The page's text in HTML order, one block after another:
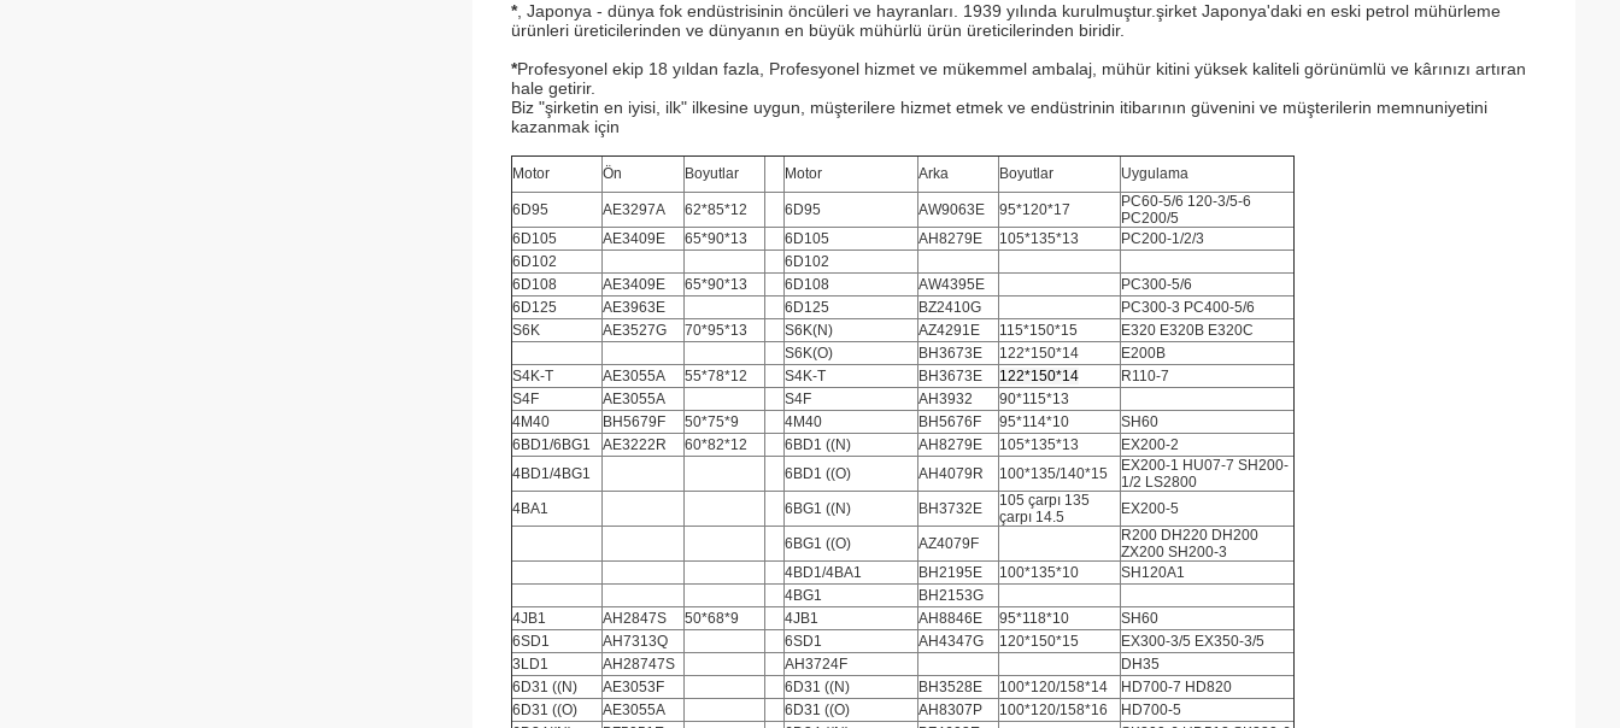
*, Japonya - dünya fok endüstrisinin öncüleri ve hayranları. 1939 yılında kurulmuştur.şirket Japonya'daki en eski petrol mühürleme
ürünleri üreticilerinden ve dünyanın en büyük mühürlü ürün üreticilerinden biridir.
*Profesyonel ekip 18 yıldan fazla, Profesyonel hizmet ve mükemmel ambalaj, mühür kitini yüksek kaliteli görünümlü ve kârınızı artıran
hale getirir.
Biz "şirketin en iyisi, ilk" ilkesine uygun, müşterilere hizmet etmek ve endüstrinin itibarının güvenini ve müşterilerin memnuniyetini
kazanmak için
Motor Ön Boyutlar Motor Arka Boyutlar Uygulama
6D95 AE3297A 62*85*12 6D95 AW9063E 95*120*17
PC60-5/6 120-3/5-6
PC200/5
6D105
AE3409E 65*90*13 6D105 AH8279E 105*135*13
PC200-1/2/3
6D102
6D102
6D108
AE3409E 65*90*13 6D108 AW4395E
PC300-5/6
6D125
AE3963E 6D125 BZ2410G
PC300-3 PC400-5/6
S6K
AE3527G 70*95*13 S6K(N) AZ4291E 115*150*15
E320 E320B E320C
S6K(O)
BH3673E 122*150*14
E200B
S4K-T
AE3055A 55*78*12 S4K-T BH3673E 122*150*14
R110-7
S4F
AE3055A S4F AH3932
90*115*13
4M40
BH5679F 50*75*9 4M40 BH5676F 95*114*10
SH60
6BD1/6BG1
AE3222R 60*82*12 6BD1 ((N) AH8279E 105*135*13
EX200-2
4BD1/4BG1
6BD1 ((O) AH4079R 100*135/140*15
EX200-1 HU07-7 SH200-
1/2 LS2800
4BA1
6BG1 ((N) BH3732E
105 çarpı 135
çarpı 14.5
EX200-5
6BG1 ((O) AZ4079F
R200 DH220 DH200
ZX200 SH200-3
4BD1/4BA1
BH2195E 100*135*10
SH120A1
4BG1
BH2153G
4JB1
AH2847S 50*68*9 4JB1 AH8846E 95*118*10
SH60
6SD1
AH7313Q 6SD1 AH4347G 120*150*15
EX300-3/5 EX350-3/5
3LD1
AH28747S AH3724F
DH35
6D31 ((N)
AE3053F 6D31 ((N) BH3528E 100*120/158*14
HD700-7 HD820
6D31 ((O)
AE3055A 6D31 ((O) AH8307P 100*120/158*16
HD700-5